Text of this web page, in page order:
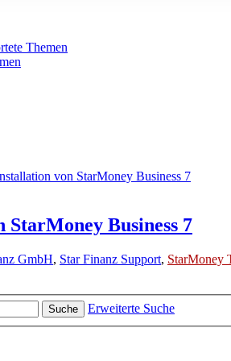
Themen
von StarMoney Business 7
Business 7
GmbH, Star Finanz Support, StarMoney
Suche
Erweiterte Suche